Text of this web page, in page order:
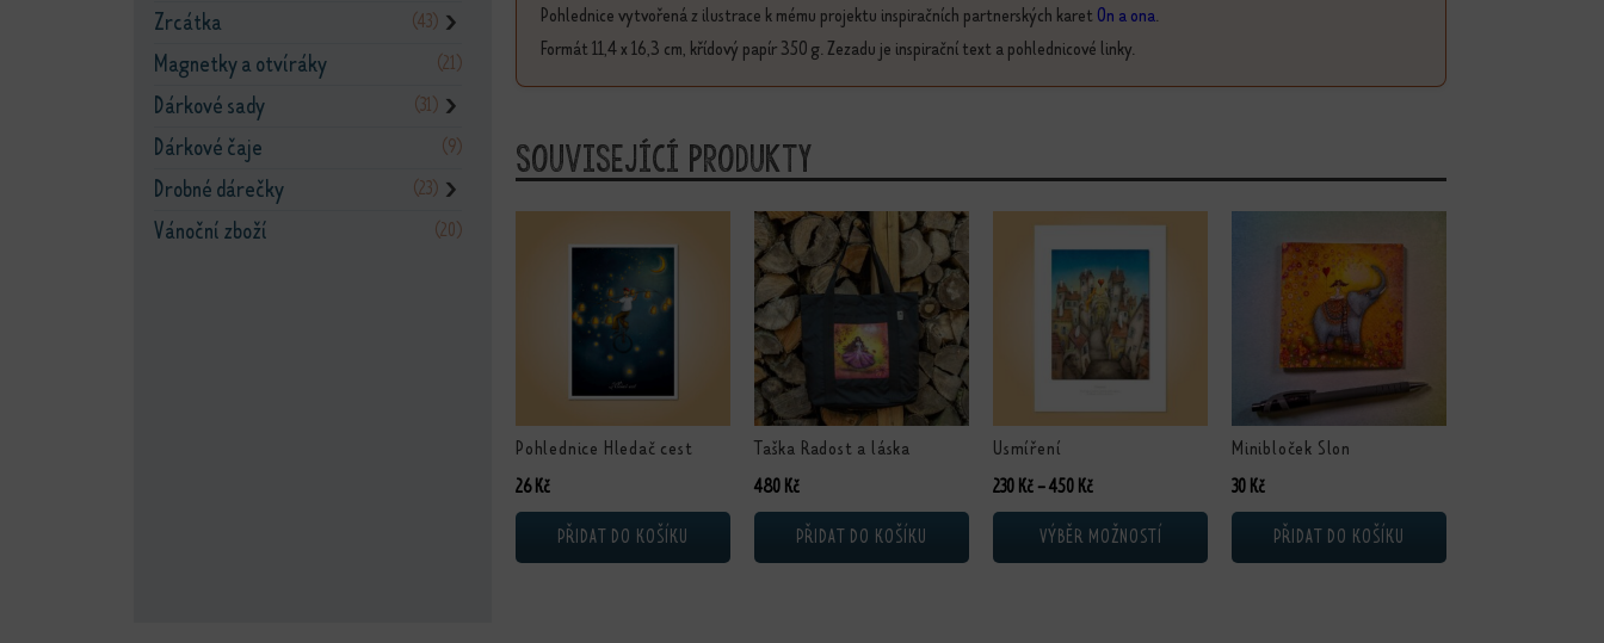
Zrcátka (43) ❯
Magnetky a otvíráky (21)
Dárkové sady (31) ❯
Dárkové čaje (9)
Drobné dárečky (23) ❯
Vánoční zboží (20)
Pohlednice vytvořená z ilustrace k mému projektu inspiračních partnerských karet On a ona.
Formát 11,4 x 16,3 cm, křídový papír 350 g. Zezadu je inspirační text a pohlednicové linky.
Související produkty
Pohlednice Hledač cest
26Kč
PŘIDAT DO KOŠÍKU
Taška Radost a láska
480 Kč
PŘIDAT DO KOŠÍKU
Usmíření
230 Kč –450 KčRozpětí cen: 230 Kč až 450 Kč
VÝBĚR MOŽNOSTÍ
Tento produkt má více variant. Možnosti lze vybrat na stránce produktu
Minibloček Slon
30 Kč
PŘIDAT DO KOŠÍKU